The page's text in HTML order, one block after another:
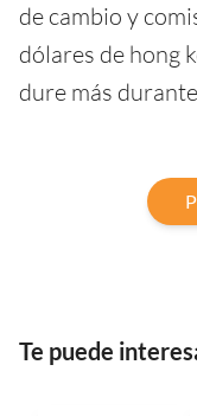
de cambio y
dólares de hong
dure más
Te puede